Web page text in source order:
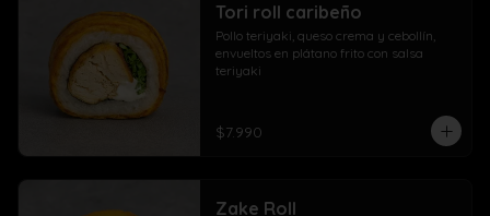
Tori roll caribeño
Pollo teriyaki, queso crema y cebollín,
envueltos en plátano frito con salsa
teriyaki
$7.990
Zake Roll